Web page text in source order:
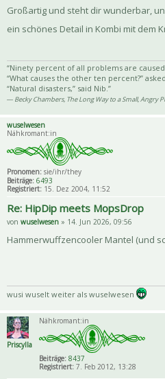
Großartig und steht dir wunderbar,
ein schönes Detail in Kombi mit dem
“Ninety percent of all problems are
“What causes the other ten percent?”
“Natural disasters,” said Nib.”
― Becky Chambers, The Long Way to a Small, Angry
wuselwesen
Nähkromant:in
Pronomen: sie/ihr/they
Beiträge: 6493
Registriert: 15. Dez 2004, 11:52
Re: HipDip meets MopsDrop
von wuselwesen » 14. Jun 2026, 09:56
Hammerwuffzencooler Mantel (und
wusi wuselt weiter als wuselwesen
Priscylla
Nähkromant:in
Beiträge: 8437
Registriert: 7. Feb 2012, 13:28